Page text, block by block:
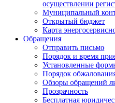
осуществлении
Муниципальный
Открытый бюджет
Карта
Обращения
Отправить письмо
Порядок и время
Установленные
Порядок
Обзоры обращений
Прозрачность
Бесплатная